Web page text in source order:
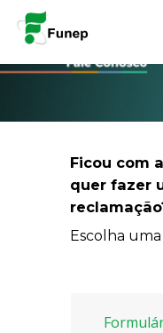
Update cookies
Skip
content
Ficou com
quer fazer
Escolha